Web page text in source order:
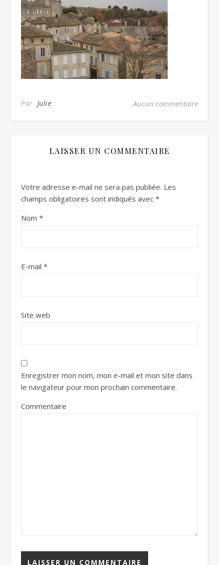
Par Julie Aucun commentaire
LAISSER UN COMMENTAIRE
Votre adresse e-mail ne sera pas publiée. Les
champs obligatoires sont indiqués avec *
Nom *
E-mail *
Site web
Enregistrer mon nom, mon e-mail et mon site dans
le navigateur pour mon prochain commentaire.
Commentaire